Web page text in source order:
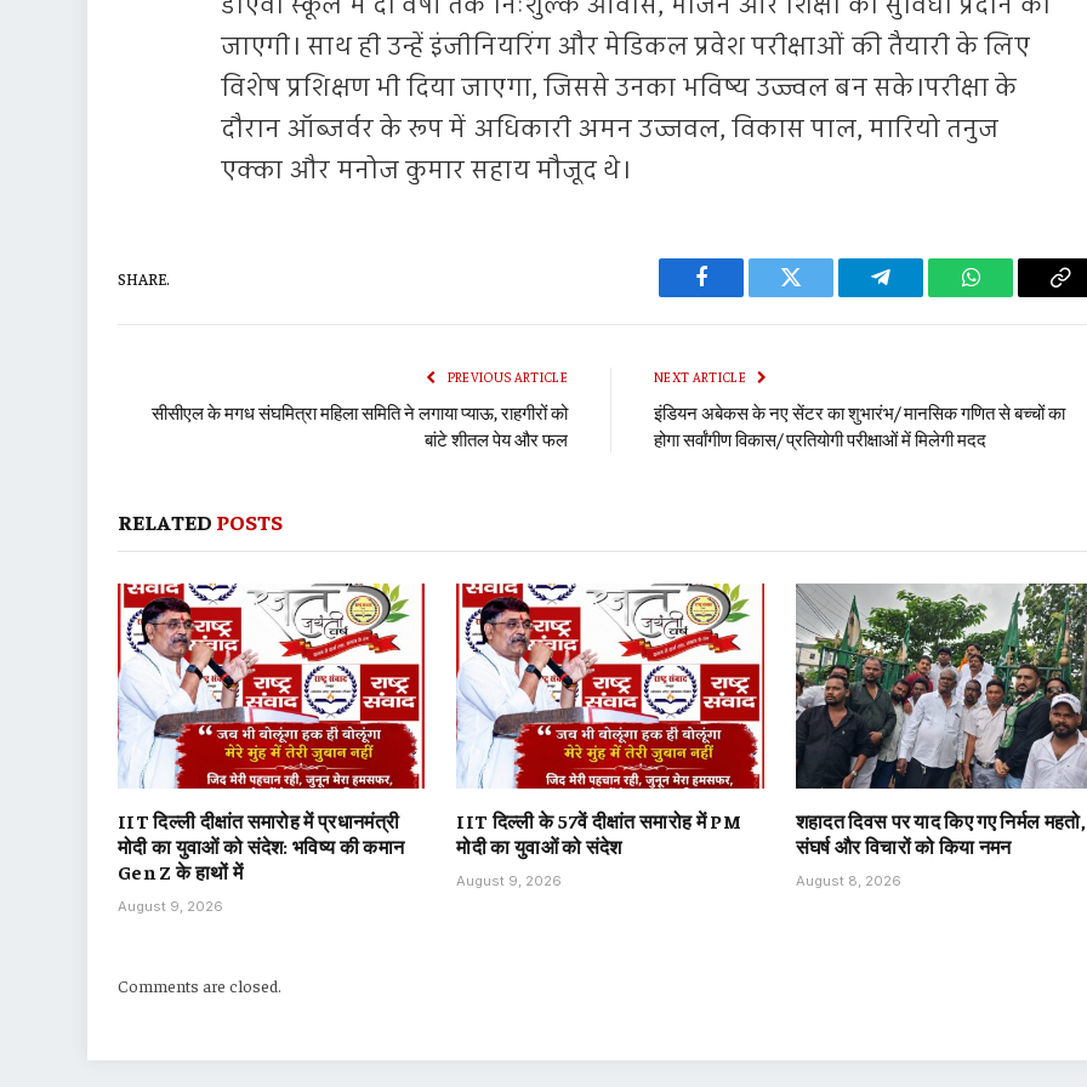
जाएगी। साथ ही उन्हें इंजीनियरिंग और मेडिकल प्रवेश परीक्षाओं की तैयारी के लिए
विशेष प्रशिक्षण भी दिया जाएगा, जिससे उनका भविष्य उज्ज्वल बन सके।परीक्षा के
दौरान ऑब्जर्वर के रूप में अधिकारी अमन उज्जवल, विकास पाल, मारियो तनुज
एक्का और मनोज कुमार सहाय मौजूद थे।
SHARE.
Facebook Twitter Telegram WhatsApp
PREVIOUS ARTICLE
सीसीएल के मगध संघमित्रा महिला समिति ने लगाया प्याऊ, राहगीरों को
बांटे शीतल पेय और फल
NEXT ARTICLE
इंडियन अबेकस के नए सेंटर का शुभारंभ/ मानसिक गणित से बच्चों का
होगा सर्वांगीण विकास/ प्रतियोगी परीक्षाओं में मिलेगी मदद
RELATED POSTS
IIT दिल्ली दीक्षांत समारोह में प्रधानमंत्री
मोदी का युवाओं को संदेश: भविष्य की कमान
Gen Z के हाथों में
August 9, 2026
IIT दिल्ली के 57वें दीक्षांत समारोह में PM
मोदी का युवाओं को संदेश
August 9, 2026
शहादत दिवस पर याद किए गए निर्मल महतो,
संघर्ष और विचारों को किया नमन
August 8, 2026
Comments are closed.